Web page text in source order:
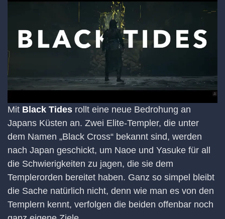
Mit Black Tides rollt eine neue Bedrohung an
Japans Küsten an. Zwei Elite-Templer, die unter
dem Namen „Black Cross“ bekannt sind, werden
nach Japan geschickt, um Naoe und Yasuke für all
die Schwierigkeiten zu jagen, die sie dem
Templerorden bereitet haben. Ganz so simpel bleibt
die Sache natürlich nicht, denn wie man es von den
Templern kennt, verfolgen die beiden offenbar noch